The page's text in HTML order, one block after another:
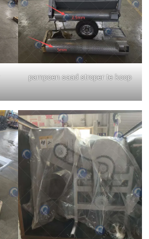
pampoen saad stroper te koop